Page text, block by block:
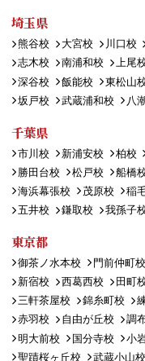
埼玉県
熊谷校 大宮校 川口校
志木校
南浦和校 上尾
深谷校
飯能校 東松山
坂戸校
武蔵浦和校 八
千葉県
市川校 新浦安校 柏校
勝田台校
松戸校 船橋
海浜幕張校
茂原校 稲
五井校
鎌取校 我孫子
東京都
御茶ノ水本校 門前仲町校
新宿校
西葛西校 田町
三軒茶屋校
錦糸町校
赤羽校
自由が丘校 調
明大前校
国分寺校 小
聖蹟桜ヶ丘校
武蔵小山校